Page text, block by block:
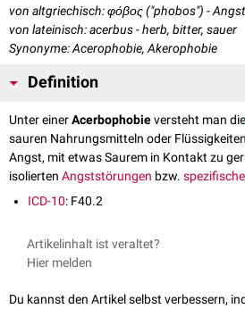
von altgriechisch: φόβος ("phobos") - Angst
von lateinisch: acerbus - herb, bitter, sauer
Synonyme: Acerophobie, Akerophobie
Definition
Unter einerAcerbophobieversteht man die
sauren Nahrungsmitteln oder
Angst, mit etwas Saurem in Kontakt zu
isolierten Angststörungen bzw.
ICD-10: F40.2
Artikelinhalt ist veraltet?
Hier melden
Du kannst den Artikel selbst verbessern,